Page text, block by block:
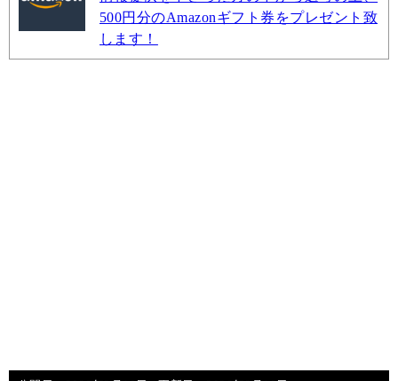
500円分のAmazonギフト券をプレゼント致
します！